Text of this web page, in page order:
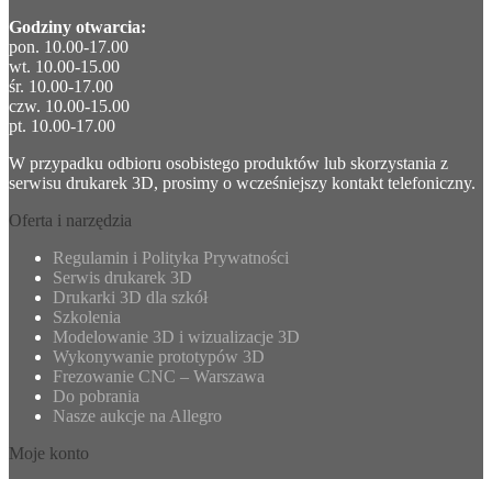
Godziny otwarcia:
pon. 10.00-17.00
wt. 10.00-15.00
śr. 10.00-17.00
czw. 10.00-15.00
pt. 10.00-17.00
W przypadku odbioru osobistego produktów lub skorzystania z
serwisu drukarek 3D, prosimy o wcześniejszy kontakt telefoniczny.
Oferta i narzędzia
Regulamin i Polityka Prywatności
Serwis drukarek 3D
Drukarki 3D dla szkół
Szkolenia
Modelowanie 3D i wizualizacje 3D
Wykonywanie prototypów 3D
Frezowanie CNC – Warszawa
Do pobrania
Nasze aukcje na Allegro
Moje konto